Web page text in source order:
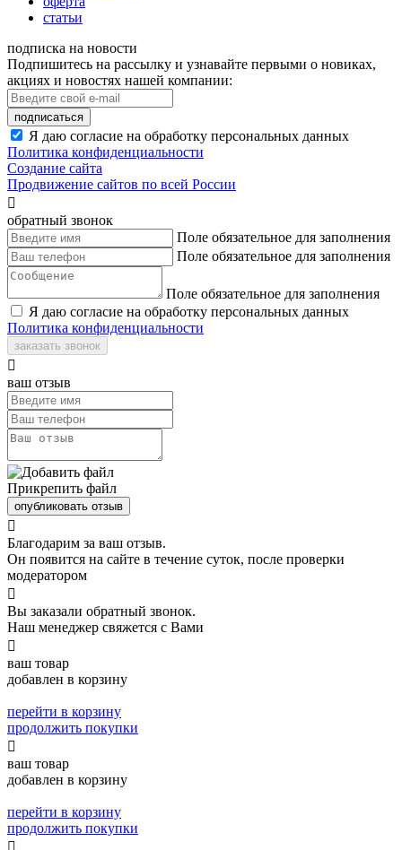
статьи
подписка на новости
Подпишитесь на рассылку и узнавайте первыми о новиках,
акциях и новостях нашей компании:
подписаться
Я даю согласие на обработку персональных данных
Политика конфиденциальности
Создание сайта
Продвижение сайтов по всей России

обратный звонок
Поле обязательное для заполнения
Поле обязательное для заполнения
Поле обязательное для заполнения
Я даю согласие на обработку персональных данных
Политика конфиденциальности
заказать звонок

ваш отзыв
Прикрепить файл
опубликовать отзыв

Благодарим за ваш отзыв.
Он появится на сайте в течение суток, после проверки
модератором

Вы заказали обратный звонок.
Наш менеджер свяжется с Вами

ваш товар
добавлен в корзину
перейти в корзину
продолжить покупки

ваш товар
добавлен в корзину
перейти в корзину
продолжить покупки
